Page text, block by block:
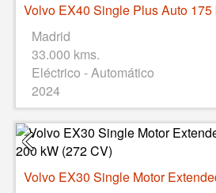
Volvo EX40 Single Plus Auto 175
Madrid
33.000 kms.
Eléctrico - Automático
2024